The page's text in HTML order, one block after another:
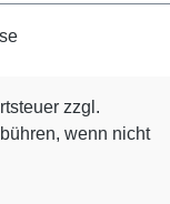
zzgl.
wenn nicht